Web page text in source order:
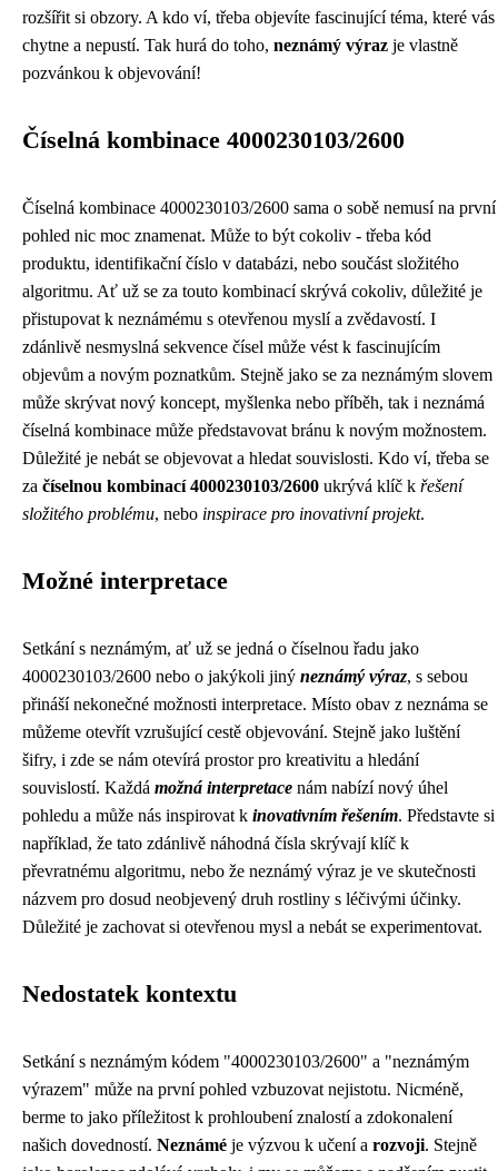
rozšířit si obzory. A kdo ví, třeba objevíte fascinující téma, které vás
chytne a nepustí. Tak hurá do toho, neznámý výraz je vlastně
pozvánkou k objevování!
Číselná kombinace 4000230103/2600
Číselná kombinace 4000230103/2600 sama o sobě nemusí na první
pohled nic moc znamenat. Může to být cokoliv - třeba kód
produktu, identifikační číslo v databázi, nebo součást složitého
algoritmu. Ať už se za touto kombinací skrývá cokoliv, důležité je
přistupovat k neznámému s otevřenou myslí a zvědavostí. I
zdánlivě nesmyslná sekvence čísel může vést k fascinujícím
objevům a novým poznatkům. Stejně jako se za neznámým slovem
může skrývat nový koncept, myšlenka nebo příběh, tak i neznámá
číselná kombinace může představovat bránu k novým možnostem.
Důležité je nebát se objevovat a hledat souvislosti. Kdo ví, třeba se
za číselnou kombinací 4000230103/2600 ukrývá klíč k řešení
složitého problému, nebo inspirace pro inovativní projekt.
Možné interpretace
Setkání s neznámým, ať už se jedná o číselnou řadu jako
4000230103/2600 nebo o jakýkoli jiný neznámý výraz, s sebou
přináší nekonečné možnosti interpretace. Místo obav z neznáma se
můžeme otevřít vzrušující cestě objevování. Stejně jako luštění
šifry, i zde se nám otevírá prostor pro kreativitu a hledání
souvislostí. Každá možná interpretace nám nabízí nový úhel
pohledu a může nás inspirovat k inovativním řešením. Představte si
například, že tato zdánlivě náhodná čísla skrývají klíč k
převratnému algoritmu, nebo že neznámý výraz je ve skutečnosti
názvem pro dosud neobjevený druh rostliny s léčivými účinky.
Důležité je zachovat si otevřenou mysl a nebát se experimentovat.
Nedostatek kontextu
Setkání s neznámým kódem "4000230103/2600" a "neznámým
výrazem" může na první pohled vzbuzovat nejistotu. Nicméně,
berme to jako příležitost k prohloubení znalostí a zdokonalení
našich dovedností. Neznámé je výzvou k učení a rozvoji. Stejně